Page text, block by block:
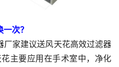
次？
厂家建议送风天花高效过滤器
主要应用在手术室中，净化